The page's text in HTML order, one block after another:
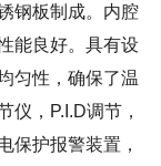
钢板制成。内腔
能良好。具有设
匀性，确保了温
仪，P.I.D调节，
保护报警装置，